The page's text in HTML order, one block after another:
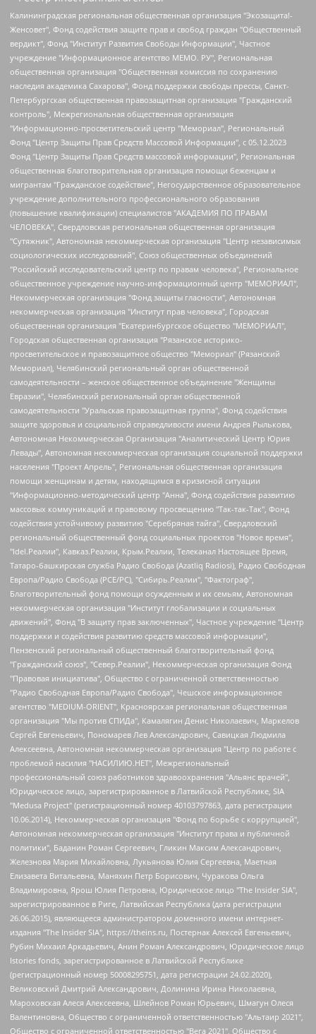
Калининградская региональная общественная организация "Экозащита!-Женсовет", Фонд содействия защите прав и свобод граждан "Общественный вердикт", Фонд "Институт Развития Свободы Информации", Частное учреждение "Информационное агентство МЕМО. РУ", Региональная общественная организация "Общественная комиссия по сохранению наследия академика Сахарова", Фонд поддержки свободы прессы, Санкт-Петербургская общественная правозащитная организация "Гражданский контроль", Межрегиональная общественная организация "Информационно-просветительский центр "Мемориал", Региональный Фонд "Центр Защиты Прав Средств Массовой Информации", с 05.12.2023 Фонд "Центр Защиты Прав Средств массовой информации", Региональная общественная благотворительная организация помощи беженцам и мигрантам "Гражданское содействие", Негосударственное образовательное учреждение дополнительного профессионального образования (повышение квалификации) специалистов "АКАДЕМИЯ ПО ПРАВАМ ЧЕЛОВЕКА", Свердловская региональная общественная организация "Сутяжник", Автономная некоммерческая организация "Центр независимых социологических исследований", Союз общественных объединений "Российский исследовательский центр по правам человека", Региональное общественное учреждение научно-информационный центр "МЕМОРИАЛ", Некоммерческая организация "Фонд защиты гласности", Автономная некоммерческая организация "Институт прав человека", Городская общественная организация "Екатеринбургское общество "МЕМОРИАЛ", Городская общественная организация "Рязанское историко-просветительское и правозащитное общество "Мемориал" (Рязанский Мемориал), Челябинский региональный орган общественной самодеятельности – женское общественное объединение "Женщины Евразии", Челябинский региональный орган общественной самодеятельности "Уральская правозащитная группа", Фонд содействия защите здоровья и социальной справедливости имени Андрея Рылькова, Автономная Некоммерческая Организация "Аналитический Центр Юрия Левады", Автономная некоммерческая организация социальной поддержки населения "Проект Апрель", Региональная общественная организация помощи женщинам и детям, находящимся в кризисной ситуации "Информационно-методический центр "Анна", Фонд содействия развитию массовых коммуникаций и правовому просвещению "Так-так-Так", Фонд содействия устойчивому развитию "Серебряная тайга", Свердловский региональный общественный фонд социальных проектов "Новое время", "Idel.Реалии", Кавказ.Реалии, Крым.Реалии, Телеканал Настоящее Время, Татаро-башкирская служба Радио Свобода (Azatliq Radiosi), Радио Свободная Европа/Радио Свобода (PCE/PC), "Сибирь.Реалии", "Фактограф", Благотворительный фонд помощи осужденным и их семьям, Автономная некоммерческая организация "Институт глобализации и социальных движений", Фонд "В защиту прав заключенных", Частное учреждение "Центр поддержки и содействия развитию средств массовой информации", Пензенский региональный общественный благотворительный фонд "Гражданский союз", "Север.Реалии", Некоммерческая организация Фонд "Правовая инициатива", Общество с ограниченной ответственностью "Радио Свободная Европа/Радио Свобода", Чешское информационное агентство "MEDIUM-ORIENT", Красноярская региональная общественная организация "Мы против СПИДа", Камалягин Денис Николаевич, Маркелов Сергей Евгеньевич, Пономарев Лев Александрович, Савицкая Людмила Алексеевна, Автономная некоммерческая организация "Центр по работе с проблемой насилия "НАСИЛИЮ.НЕТ", Межрегиональный профессиональный союз работников здравоохранения "Альянс врачей", Юридическое лицо, зарегистрированное в Латвийской Республике, SIA "Medusa Project" (регистрационный номер 40103797863, дата регистрации 10.06.2014), Некоммерческая организация "Фонд по борьбе с коррупцией", Автономная некоммерческая организация "Институт права и публичной политики", Баданин Роман Сергеевич, Гликин Максим Александрович, Железнова Мария Михайловна, Лукьянова Юлия Сергеевна, Маетная Елизавета Витальевна, Маняхин Петр Борисович, Чуракова Ольга Владимировна, Ярош Юлия Петровна, Юридическое лицо "The Insider SIA", зарегистрированное в Риге, Латвийская Республика (дата регистрации 26.06.2015), являющееся администратором доменного имени интернет-издания "The Insider SIA", https://theins.ru, Постернак Алексей Евгеньевич, Рубин Михаил Аркадьевич, Анин Роман Александрович, Юридическое лицо Istories fonds, зарегистрированное в Латвийской Республике (регистрационный номер 50008295751, дата регистрации 24.02.2020), Великовский Дмитрий Александрович, Долинина Ирина Николаевна, Мароховская Алеся Алексеевна, Шлейнов Роман Юрьевич, Шмагун Олеся Валентиновна, Общество с ограниченной ответственностью "Альтаир 2021", Общество с ограниченной ответственностью "Вега 2021", Общество с ограниченной ответственностью "Главный редактор 2021", Общество с ограниченной ответственностью "Ромашки монолит", Важенков Артем Валерьевич, Ивановская областная общественная организация "Центр гендерных исследований", Гурман Юрий Альбертович, Медиапроект "ОВД-Инфо", Егоров Владимир Владимирович, Жилинский Владимир Александрович, Общество с ограниченной ответственностью "ЗП", Иванова София Юрьевна, Карезина Инна Павловна, Кильтау Екатерина Викторовна, Петров Алексей Викторович, Пискунов Сергей Евгеньевич, Смирнов Сергей Сергеевич, Тихонов Михаил Сергеевич, Общество с ограниченной ответственностью "ЖУРНАЛИСТ-ИНОСТРАННЫЙ АГЕНТ", Арапова Галина Юрьевна, Вольтская Татьяна Анатольевна, Американская компания "Mason G.E.S. Anonymous Foundation" (США), являющаяся владельцем интернет-издания https://mnews.world/, Компания "Stichting Bellingcat", зарегистрированная в Нидерландах (дата регистрации 11.07.2018), Захаров Андрей Вячеславович, Клепиковская Екатерина Дмитриевна, Общество с ограниченной ответственностью "МЕМО", Перл Роман Александрович, Симонов Евгений Алексеевич, Соловьева Елена Анатольевна, Сотников Даниил Владимирович, Сурначева Елизавета Дмитриевна, Автономная некоммерческая организация по защите прав человека и информированию населения "Якутия – Наше Мнение", Общество с ограниченной ответственностью "Москоу диджитал медиа", с 26.01.2023 Общество с ограниченной ответственностью "Чайка Белые сады", Ветошкина Валерия Валерьевна, Заговора Максим Александрович, Межрегиональное общественное движение "Российская ЛГБТ - сеть", Оленичев Максим Владимирович, Павлов Иван Юрьевич, Скворцова Елена Сергеевна, Общество с ограниченной ответственностью "Как бы инагент", Кочетков Игорь Викторович, Общество с ограниченной ответственностью "Честные выборы", Еланчик Олег Александрович, Общество с ограниченной ответственностью "Нобелевский призыв", Гималова Регина Эмилевна, Григорьев Андрей Валерьевич, Григорьева Алина Александровна, Ассоциация по содействию защите прав призывников, альтернативнослужащих и военнослужащих "Правозащитная группа "Гражданин.Армия.Право", Хисамова Регина Фаритовна, Автономная некоммерческая организация по реализации социально-правовых программ "Лилит", Дальневосточное общественное движение "Маяк", Санкт-Петербургская ЛГБТ-инициативная группа "Выход", Инициативная группа ЛГБТ+ "Реверс", Алексеев Андрей Викторович, Бекбулатова Таисия Львовна, Беляев Иван Михайлович, Владыкина Елена Сергеевна, Гельман Марат Александрович, Никульшина Вероника Юрьевна, Толоконникова Надежда Андреевна, Шендерович Виктор Анатольевич, Общество с ограниченной ответственностью "Данное сообщение", Общество с ограниченной ответственностью Издательский дом "Новая глава", Айнбиндер Александра Александровна, Московский комьюнити-центр для ЛГБТ+инициатив, Благотворительный фонд развития филантропии, Deutsche Welle (Германия, Kurt-Schumacher-Strasse 3, 53113 Bonn), Борзунова Мария Михайловна, Воробьев Виктор Викторович, Голубева Анна Львовна, Константинова Алла Михайловна, Малкова Ирина Владимировна, Мурадов Мурад Абдулгалимович, Осетинская Елизавета Николаевна, Понасенков Евгений Николаевич, Ганапольский Матвей Юрьевич, Киселев Евгений Алексеевич, Борухович Ирина Григорьевна, Дремин Иван Тимофеевич, Дубровский Дмитрий Викторович, Красноярская региональная общественная организация поддержки и развития альтернативных образовательных технологий и межкультурных коммуникаций "ИНТЕРРА", Маяковская Екатерина Алексеевна, Фейгин Марк Захарович, Филимонов Андрей Викторович, Дзугкоева Регина Николаевна, Доброхотов Роман Александрович, Дудь Юрий Александрович, Елкин Сергей Владимирович, Кругликов Кирилл Игоревич, Сабунаева Мария Леонидовна, Семенов Алексей Владимирович, Шаинян Карен Багратович, Шульман Екатерина Михайловна, Асафьев Артур Валерьевич, Вахштайн Виктор Семенович, Венедиктов Алексей Алексеевич, Лушникова Екатерина Евгеньевна, Волков Леонид Михайлович, Невзоров Александр Глебович, Пархоменко Сергей Борисович, Сироткин Ярослав Николаевич, Кара-Мурза Владимир Владимирович, Баранова Наталья Владимировна, Гозман Леонид Яковлевич, Кагарлицкий Борис Юльевич, Климарев Михаил Валерьевич, Милов Владимир Станиславович, Автономная некоммерческая организация Краснодарский центр современного искусства "Типография", Моргенштерн Алишер Тагирович, Соболь Любовь Эдуардовна, Общество с ограниченной ответственностью "ЛИЗА НОРМ", Каспаров Гарри Кимович, Ходорковский Михаил Борисович, Общество с ограниченной ответственностью "Апрельские тезисы", Данилович Ирина Брониславовна, Кашин Олег Владимирович, Петров Николай Владимирович, Пивоваров Алексей Владимирович, Соколов Михаил Владимирович, Цветкова Юлия Владимировна, Чичваркин Евгений Александрович, Комитет против пыток/Команда против пыток, Общество с ограниченной ответственностью "Первый научный", Общество с ограниченной ответственностью "Вертолет и ко", Белоцерковская Вероника Борисовна, Кац Максим Евгеньевич, Лазарева Татьяна Юрьевна, Шаведдинов Руслан Табризович, Яшин Илья Валерьевич, Общество с ограниченной ответственностью "Иноагент ААВ", Алешковский Дмитрий Петрович, Альбац Евгения Марковна, Быков Дмитрий Львович, Галямина Юлия Евгеньевна, Лойко Сергей Леонидович, Мартынов Кирилл Константинович, Медведев Сергей Александрович, Крашенинников Федор Геннадиевич, Гордеева Катерина Вл